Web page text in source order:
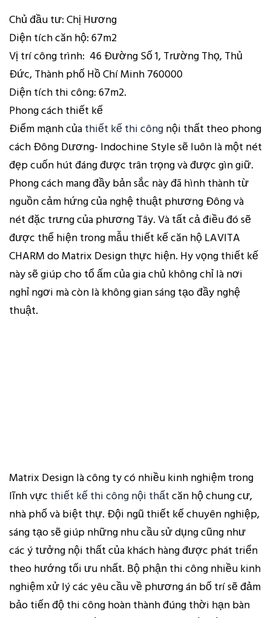
Chủ đầu tư: Chị Hương
Diện tích căn hộ: 67m2
Vị trí công trình: 46 Đường Số 1, Trường Thọ, Thủ
Đức, Thành phố Hồ Chí Minh 760000
Diện tích thi công: 67m2.
Phong cách thiết kế
Điểm mạnh củathiết kế thi côngnội thất theo phong
cách Đông Dương- Indochine Style sẽ luôn là một nét
đẹp cuốn hút đáng được trân trọng và được gìn giữ.
Phong cách mang đầy bản sắc này đã hình thành từ
nguồn cảm hứng của nghệ thuật phương Đông và
nét đặc trưng của phương Tây. Và tất cả điều đó sẽ
được thể hiện trong mẫu thiết kế căn hộ LAVITA
CHARM do Matrix Design thực hiện. Hy vọng thiết kế
này sẽ giúp cho tổ ấm của gia chủ không chỉ là nơi
nghỉ ngơi mà còn là không gian sáng tạo đầy nghệ
thuật.
Matrix Design là công ty có nhiều kinh nghiệm trong
lĩnh vực thiết kế thi công nội thấtcăn hộ chung cư,
nhà phố và biệt thự. Đội ngũ thiết kế chuyên nghiệp,
sáng tạo sẽ giúp những nhu cầu sử dụng cũng như
các ý tưởng nội thất của khách hàng được phát triển
theo hướng tối ưu nhất. Bộ phận thi công nhiều kinh
nghiệm xử lý các yêu cầu về phương án bố trí sẽ đảm
bảo tiến độ thi công hoàn thành đúng thời hạn bàn